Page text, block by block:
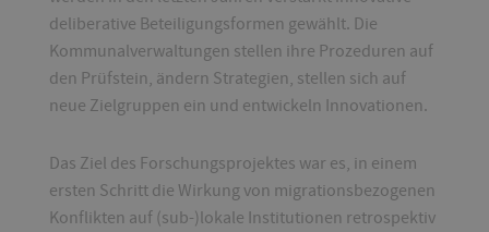
deliberative Beteiligungsformen gewählt. Die
Kommunalverwaltungen stellen ihre Prozeduren auf
den Prüfstein, ändern Strategien, stellen sich auf
neue Zielgruppen ein und entwickeln Innovationen.
Das Ziel des Forschungsprojektes war es, in einem
ersten Schritt die Wirkung von migrationsbezogenen
Konflikten auf (sub-)lokale Institutionen retrospektiv